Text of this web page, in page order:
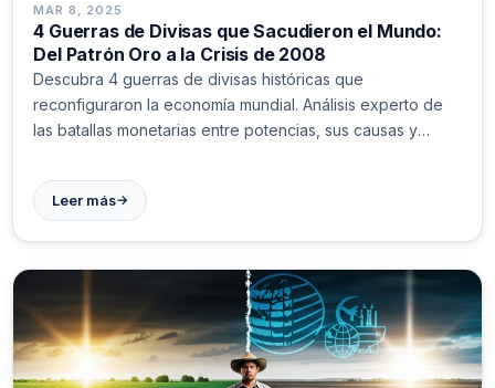
MAR 8, 2025
4 Guerras de Divisas que Sacudieron el Mundo:
Del Patrón Oro a la Crisis de 2008
Descubra 4 guerras de divisas históricas que
reconfiguraron la economía mundial. Análisis experto de
las batallas monetarias entre potencias, sus causas y
conflictos cambiarios determinan nuestro presente
financiero.
Leer más→